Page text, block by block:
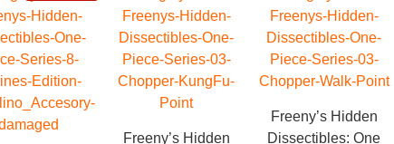
Freeny’s Hidden
Freeny’s Hidden
Dissectibles: One